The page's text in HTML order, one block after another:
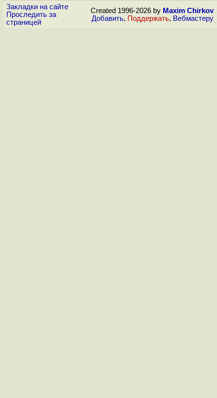
Закладки на сайте
Проследить за
страницей
Created 1996-2026 by Maxim Chirkov
Добавить, Поддержать, Вебмастеру